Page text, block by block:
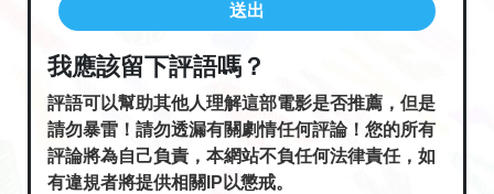
送出
我應該留下評語嗎？
評語可以幫助其他人理解這部電影是否推薦，但是
請勿暴雷！請勿透漏有關劇情任何評論！您的所有
評論將為自己負責，本網站不負任何法律責任，如
有違規者將提供相關IP以懲戒。